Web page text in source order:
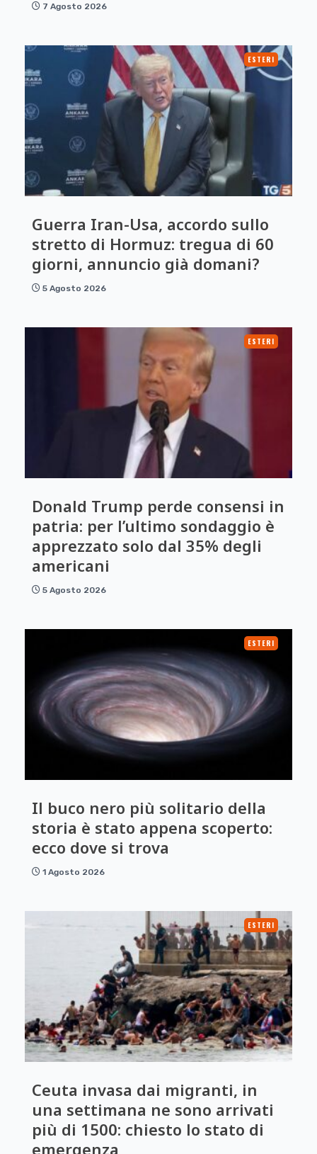
7 Agosto 2026
ESTERI
Guerra Iran-Usa, accordo sullo
stretto di Hormuz: tregua di 60
giorni, annuncio già domani?
5 Agosto 2026
ESTERI
Donald Trump perde consensi in
patria: per l’ultimo sondaggio è
apprezzato solo dal 35% degli
americani
5 Agosto 2026
ESTERI
Il buco nero più solitario della
storia è stato appena scoperto:
ecco dove si trova
1 Agosto 2026
ESTERI
Ceuta invasa dai migranti, in
una settimana ne sono arrivati
più di 1500: chiesto lo stato di
emergenza